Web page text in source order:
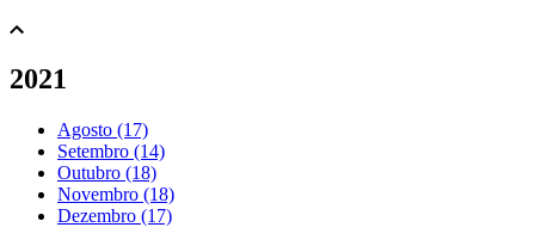
2021
Agosto (17)
Setembro (14)
Outubro (18)
Novembro (18)
Dezembro (17)